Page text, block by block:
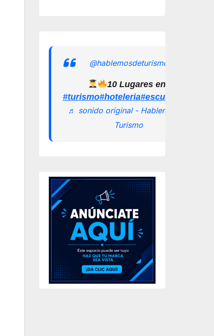
@hablemosdeturismomx
10 Lugares en los que
#turismo#hoteleria
♬ sonido original - Hablemos de
Turismo